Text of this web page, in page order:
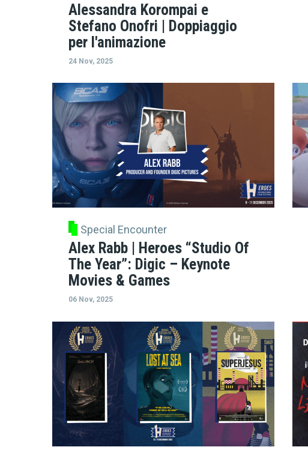
Alessandra Korompai e
Stefano Onofri | Doppiaggio
per l'animazione
24 Nov, 2025
Special Encounter
Alex Rabb | Heroes “Studio Of
The Year”: Digic – Keynote
Movies & Games
06 Nov, 2025